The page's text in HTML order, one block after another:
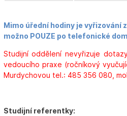
Mimo úřední hodiny je
možno POUZE po telefonické
Studijní oddělení nevyřizuje
vedoucího praxe (ročníkový
Murdychovou tel.: 485 356 080,
Studijní referentky: